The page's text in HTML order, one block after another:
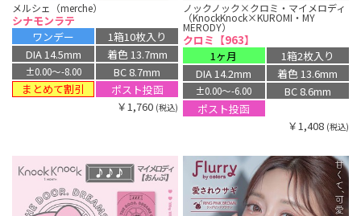
メルシェ（merche）
シナモンラテ
ワンデー
1箱10枚入り
DIA 14.5mm
着色 13.7mm
±0.00〜-8.00
BC 8.7mm
まとめて割引
ポスト投函
￥1,760 (税込)
ノックノック×クロミ・マイメロディ
（KnockKnock×KUROMI・MY
MERODY）
クロミ【963】
1ヶ月
1箱2枚入り
DIA 14.2mm
着色 13.6mm
±0.00〜-6.00
BC 8.6mm
ポスト投函
￥1,408 (税込)